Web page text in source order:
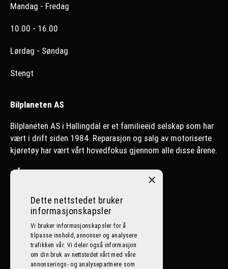
Mandag - Fredag
10.00 - 16.00
Lørdag - Søndag
Stengt
Bilplaneten AS
Bilplaneten AS i Hallingdal er et familieeid selskap som har
vært i drift siden 1984. Reparasjon og salg av motoriserte
kjøretøy har vært vårt hovedfokus gjennom alle disse årene.
>Ål
Nesbyen
Lillehammer
Følg oss på sosiale medier
×
Dette nettstedet bruker
informasjonskapsler
Vi bruker informasjonskapsler for å
tilpasse innhold, annonser og analysere
trafikken vår. Vi deler også informasjon
om din bruk av nettstedet vårt med våre
annonserings- og analysepartnere som